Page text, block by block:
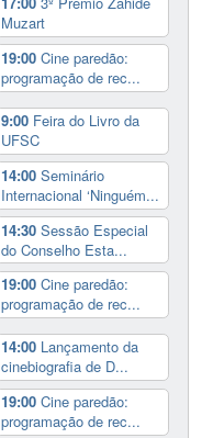
Muzart
19:00Cine paredão:
programação de rec...
9:00 Feira do Livro da
UFSC
14:00Seminário
Internacional ‘Ninguém...
14:30Sessão Especial
do Conselho Esta...
19:00Cine paredão:
programação de rec...
14:00 Lançamento da
cinebiografia de D...
19:00Cine paredão:
programação de rec...